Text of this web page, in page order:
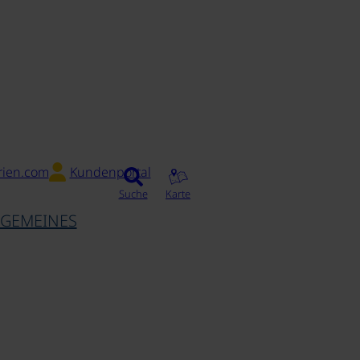
Kundenportal
Suche Karte